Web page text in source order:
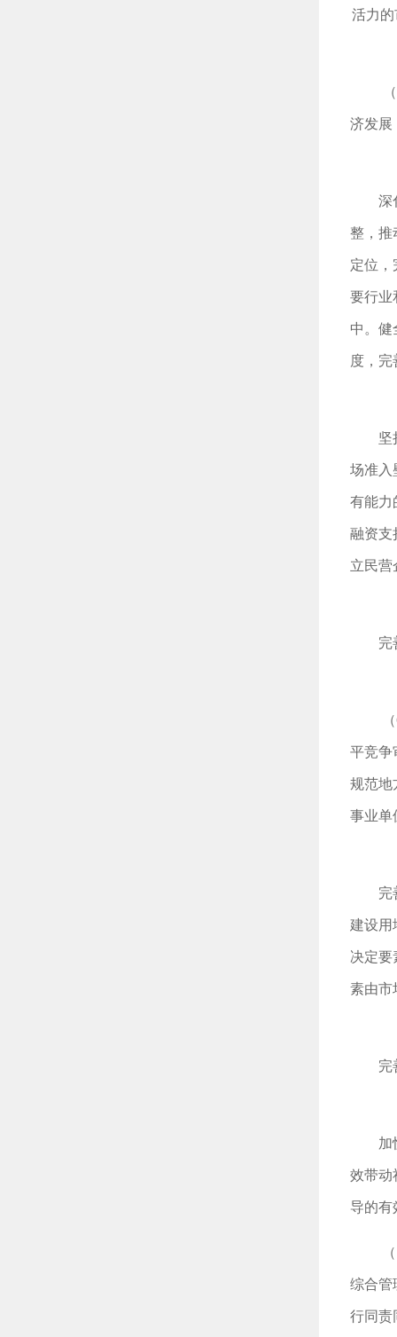
活力
济发展
深
整，推
定位，
要行业
中。健
度，
坚
场准入
有能力
融资支
立民营
完
平竞争
规范地
事业单
完
建设用
决定要
素由市
完
加
效带动
导的有
综合管
行同责